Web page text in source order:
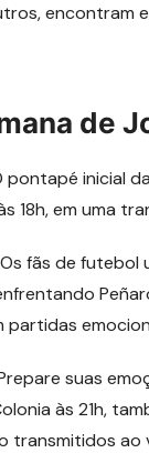
encontram
de
pontapé inicial
18h, em uma
Os fãs de futebol
suas
às 21h,
transmitidos ao